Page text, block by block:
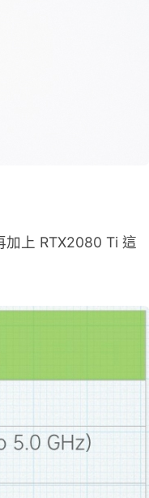
上 RTX2080 Ti 這